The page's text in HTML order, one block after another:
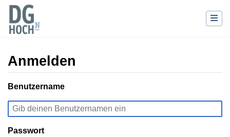
Anmelden
Wechseln zu:Navigation
Benutzername
Passwort